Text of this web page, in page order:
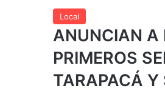
Local
ANUNCIAN A
PRIMEROS
TARAPACÁ Y